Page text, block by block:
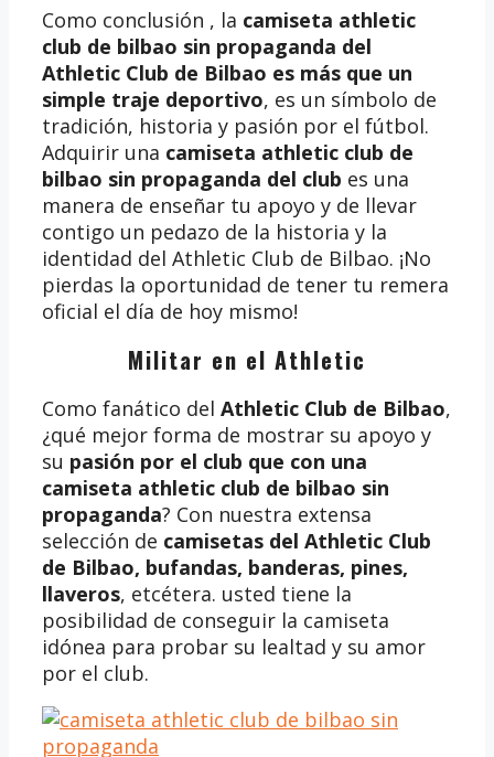
Como conclusión , la camiseta athletic
club de bilbao sin propaganda del
Athletic Club de Bilbao es más que un
simple traje deportivo, es un símbolo de
tradición, historia y pasión por el fútbol.
Adquirir una camiseta athletic club de
bilbao sin propaganda del club es una
manera de enseñar tu apoyo y de llevar
contigo un pedazo de la historia y la
identidad del Athletic Club de Bilbao. ¡No
pierdas la oportunidad de tener tu remera
oficial el día de hoy mismo!
Militar en el Athletic
Como fanático del Athletic Club de Bilbao,
¿qué mejor forma de mostrar su apoyo y
su pasión por el club que con una
camiseta athletic club de bilbao sin
propaganda? Con nuestra extensa
selección de camisetas del Athletic Club
de Bilbao, bufandas, banderas, pines,
llaveros, etcétera. usted tiene la
posibilidad de conseguir la camiseta
idónea para probar su lealtad y su amor
por el club.